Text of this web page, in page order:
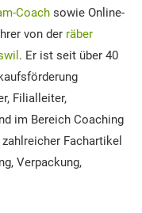
Coach sowie Online-
von der räber
. Er ist seit über 40
Filialleiter,
im Bereich Coaching
Fachartikel
Verpackung,